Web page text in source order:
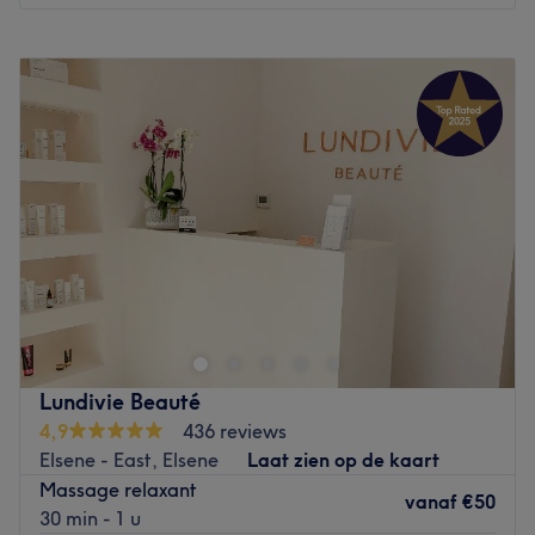
pour une parenthèse de détente.
Les spécialités de l’établissement : Massages de la
méthode Renata França, et et d’autres techniques
personnalisés réalisés avec expertise pour harmoniser le
corps et apaiser l’esprit.
Go to venue
Dinsdag
18:30
18:30
Donderdag
10:00 –18:30
Vrijdag
10:00– 19:00
Zaterdag
10:00
Zondag
Este Clinique est un salon de beauté situé à Bruxelles,
près du square du Bastion et de la porte de Namur.
Venez découvrir cet extraordinaire institut et les soins
qu'ils proposent : une variété impressionnante de soin du
visage et du corps ainsi que des épilations définitives au
laser ! Vous trouverez tout ce qu'il faut pour des
traitements adaptés à votre type de peau !
Transports publics les plus proches :
Vous disposez de la station Porte de Namur (métro 1 et 2
Lundivie Beauté
4,9
436 reviews
Elsene - East, Elsene
Laat zien op de kaart
Massage relaxant
30 min - 1 u
vanaf €50